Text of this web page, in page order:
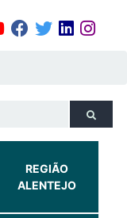
REGIÃO
ALENTEJO